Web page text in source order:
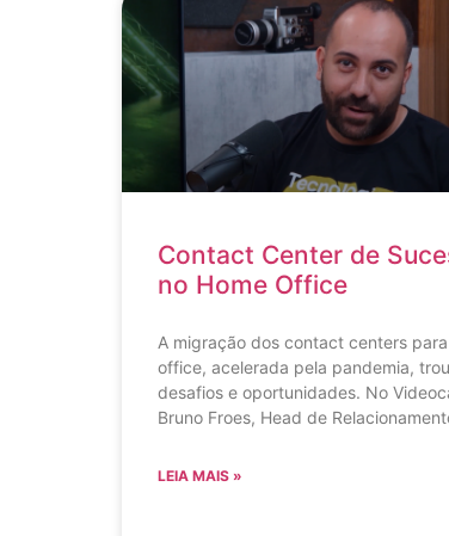
Contact Center de
no Home Office
A migração dos contact centers
office, acelerada pela pandemia,
desafios e oportunidades. No
Bruno Froes, Head de
LEIA MAIS »